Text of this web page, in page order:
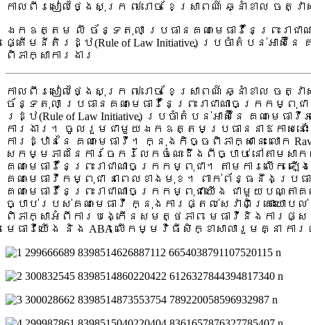
កាលពីរសៀលថ្ងៃសុក្រ ៧រោច ខែស្រាពណ៍ ឆ្នាំខាល ចត្
ឯកឧត្តម លី ច័ន្ទតុលា ប្រធានគណៈមេធាវីនៃព្រះរា
ផ្តើមនីតិរដ្ឋ(Rule of Law Initiative) ប្រចំាតំបន់អាស៊ីនៃ
ពិភាក្សាការងារ
កាលពីរសៀលថ្ងៃសុក្រ ៧រោច ខែស្រាពណ៍ ឆ្នាំខាល
ច័ន្ទតុលា ប្រធានគណៈមេធាវីនៃព្រះរាជាណាចក្រកម្
រដ្ឋ(Rule of Law Initiative) ប្រចំាតំបន់អាស៊ីនៃ គណៈមេធ
ការងារ។ ចូលរួមជាមួយឯកឧត្តមប្រធាននាឳកាសនោះ
ការដ្ឋាននៃ គណៈមេធាវី។ ក្នុងកិច្ចពិភាក្សានេះ លោ
សកម្មភាពនៃការចែករំលែកចំណេះដឹងពីច្បាប់ នៅត
គណៈមេធាវីនៃព្រះរាជាណាចក្រកម្ពុជា។ តាមការលើ
គណៈមេធាវីកម្ពុជា នាពេលខាងមុខ។ ពាក់ព័ន្ធនឹងប្
គណៈមេធាវីនៃព្រះរាជាណាចក្រកម្ពុជាយើង ជាមួយ
ច្បាប់របស់គណៈមេធាវី ក្នុងការផ្តល់សេវាពិគ្រោះយ
ពិភាក្សាអំពីការបង្កើនសមត្ថភាព មេធាវីនិងការ
មេធាវីយើង និង ABA លើកម្មវិធីសិក្ខាសាលារួមគ្នា